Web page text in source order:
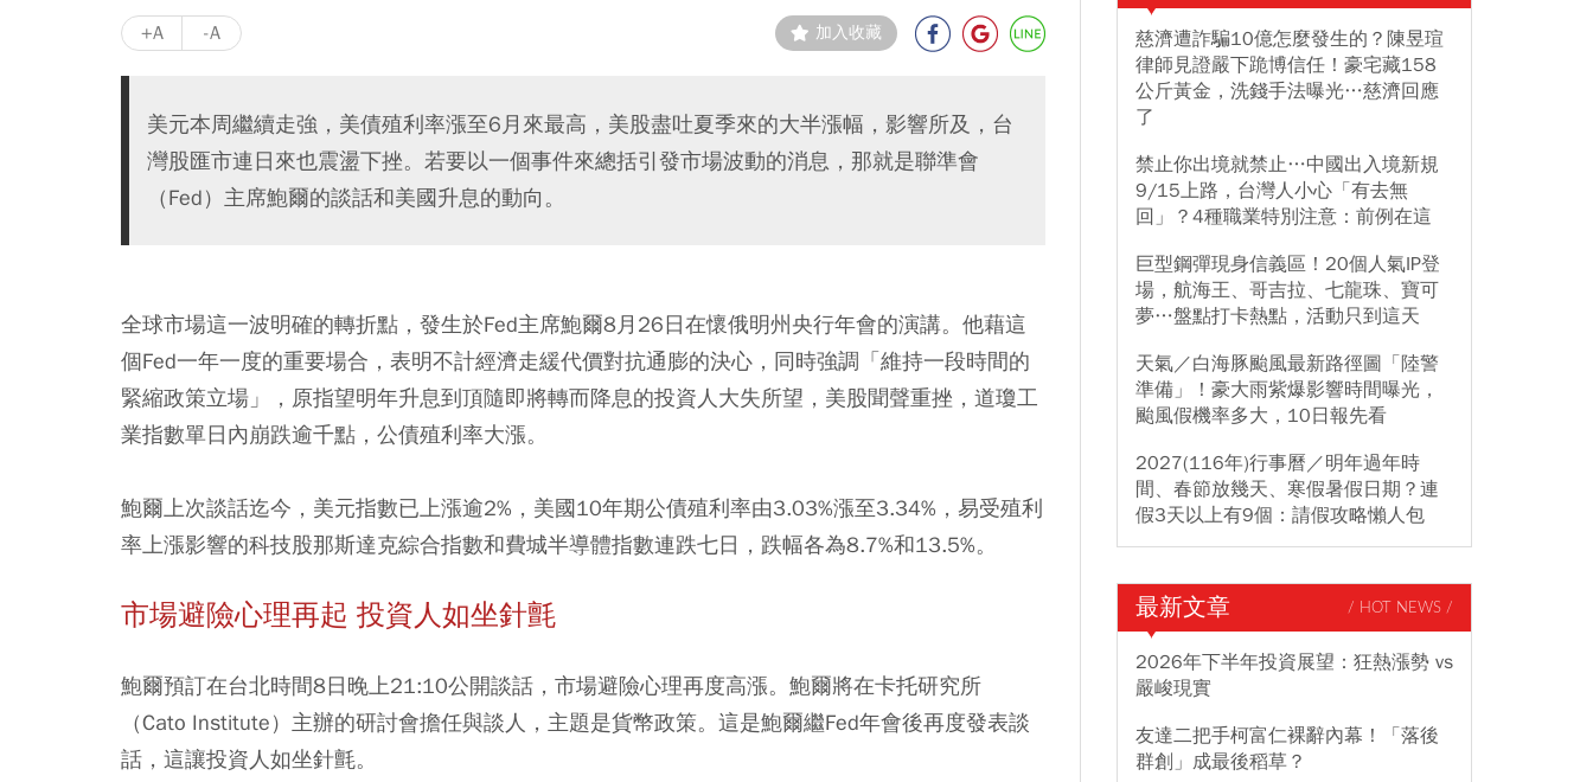
+A -A 加入收藏
美元本周繼續走強，美債殖利率漲至6月來最高，美股盡吐夏季來的大半漲幅，影響所及，台
灣股匯市連日來也震盪下挫。若要以一個事件來總括引發市場波動的消息，那就是聯準會
（Fed）主席鮑爾的談話和美國升息的動向。
全球市場這一波明確的轉折點，發生於Fed主席鮑爾8月26日在懷俄明州央行年會的演講。他藉這
個Fed一年一度的重要場合，表明不計經濟走緩代價對抗通膨的決心，同時強調「維持一段時間的
緊縮政策立場」，原指望明年升息到頂隨即將轉而降息的投資人大失所望，美股聞聲重挫，道瓊工
業指數單日內崩跌逾千點，公債殖利率大漲。
鮑爾上次談話迄今，美元指數已上漲逾2%，美國10年期公債殖利率由3.03%漲至3.34%，易受殖利
率上漲影響的科技股那斯達克綜合指數和費城半導體指數連跌七日，跌幅各為8.7%和13.5%。
市場避險心理再起 投資人如坐針氈
鮑爾預訂在台北時間8日晚上21:10公開談話，市場避險心理再度高漲。鮑爾將在卡托研究所
（Cato Institute）主辦的研討會擔任與談人，主題是貨幣政策。這是鮑爾繼Fed年會後再度發表談
話，這讓投資人如坐針氈。
慈濟遭詐騙10億怎麼發生的？陳昱瑄
律師見證嚴下跪博信任！豪宅藏158
公斤黃金，洗錢手法曝光…慈濟回應
了
禁止你出境就禁止…中國出入境新規
9/15上路，台灣人小心「有去無
回」？4種職業特別注意：前例在這
巨型鋼彈現身信義區！20個人氣IP登
場，航海王、哥吉拉、七龍珠、寶可
夢…盤點打卡熱點，活動只到這天
天氣／白海豚颱風最新路徑圖「陸警
準備」！豪大雨紫爆影響時間曝光，
颱風假機率多大，10日報先看
2027(116年)行事曆／明年過年時
間、春節放幾天、寒假暑假日期？連
假3天以上有9個：請假攻略懶人包
最新文章 / HOT NEWS /
2026年下半年投資展望：狂熱漲勢 vs
嚴峻現實
友達二把手柯富仁裸辭內幕！「落後
群創」成最後稻草？